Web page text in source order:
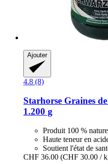
Ajouter
4.8 (8)
Starhorse Graines
1.200 g
Produit 100 %
Haute teneur en
Soutient l'état de
CHF 36.00 (CHF 30.00 /